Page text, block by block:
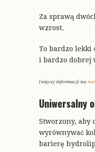
Za sprawą
wzrost.
To bardzo lekki
i bardzo dobrej
(więcej informacji na
Uniwersalny
Stworzony, aby
wyrównywać
barierę